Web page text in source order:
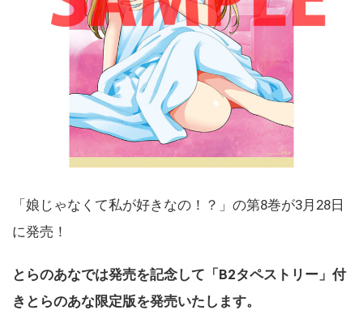
「娘じゃなくて私が好きなの！？」の第8巻が3月28日
に発売！
とらのあなでは発売を記念して「B2タペストリー」付
きとらのあな限定版を発売いたします。